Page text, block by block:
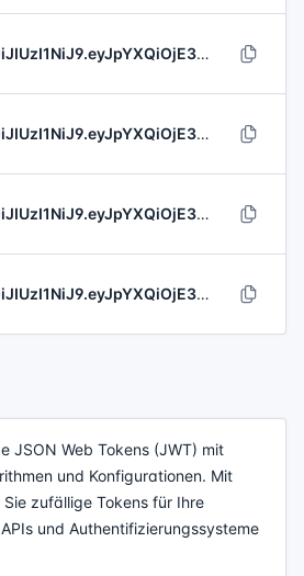
eyJhbGciOiJIUzI1NiJ9.eyJpYXQiOjE3ODYxMjg5MTMsImV4cCI6MTc4NjEzMjc0NCwibmJmIjoxNzYzMTI4MTc4LCJpc3MiOiJaYm9uY2FrLCBNYXllciBhbmQgSmFza29sc2tpIiwic3ViIjoiNmU0ZGNjYzEtNzI5Ny00ZjQ4LWIwZDgtNDQ1NzViOTg5ZmYxIiwiYXVkIjoiNTRhMzQ5MzEtZjBiYS00N2RlLWEzN2YtNDlkZGQwNjU3NGExIiwianRpIjoiZjdiMmJjMDgtYjcyMS00ZmI5LTkxYWEtZGJjZDdjYjdiNTJkIn0.w7RJLv9cQD74Wc0ALg2heoCo2phvth9M2N20B2UImvHZKiWBQRqRg4RcdcXSTkOH
eyJhbGciOiJIUzI1NiJ9.eyJpYXQiOjE3ODYxNDQzOTYsImV4cCI6MTc4NjE4NzIxMywibmJmIjoxNzk4NzIyMTY3LCJpc3MiOiJIYWxleSBhbmQgU29ucyIsInN1YiI6IjlhMjRjNGJiLWI2NTUtNDRkNS1hNjY1LTg5ODllMjhmZWFhMyIsImF1ZCI6Ijc5OTE4ODM4LTIzNjAtNGE5My04OTA0LTk3NTdjNzZlZmEyNyIsImp0aSI6IjBiNDRhY2E5LWJlNmYtNDFlNC05ZTc5LWY3ZjZmZmNkY2MwOCJ9.GLEM6CMx6BWnq1pbPXMkU97mR3McFFnmFnseomY6zggegezyD3XHqix0Qbtc65FW
eyJhbGciOiJIUzI1NiJ9.eyJpYXQiOjE3ODYxNjE4NzMsImV4cCI6MTc4NjE2NDg1MiwibmJmIjoxODAyNTY0MTUxLCJpc3MiOiJXZWJlciAtIFdpbGtpbnNvbiIsInN1YiI6IjM1ZDZkYmQ3LWE1MDctNDc1Zi1iYzZkLTdjYTU4ZjBmNDM4NCIsImF1ZCI6IjM3YmE4NDczLTVlOWItNGNlMy1iNDMwLTAzYWY3YmM2MGQyMCIsImp0aSI6IjI4NjkyOTM2LWMwZTAtNDdkMy1hYTg2LWQ0NmYzNWRlN2VkMyJ9.ZVgwUAInCqkSrOBT2LbSwJVQVwXvp65D0fhcDyvXPx3uapemCljIVb4CNOgEVEEM
eyJhbGciOiJIUzI1NiJ9.eyJpYXQiOjE3ODYxODI2NzEsImV4cCI6MTc4NjI1ODE2MywibmJmIjoxNzg1Mjc5MjkwLCJpc3MiOiJMaXR0bGUgLSBLZWVibGVyIiwic3ViIjoiNmNkNDkwNzItMGVmMS00MTBjLTliZjUtMWM4M2NmZmFhOGUxIiwiYXVkIjoiZGZkYWE2YTctNjlkOS00ZTFjLTgyMWMtZWFhYjRiMDQ4MzI5IiwianRpIjoiYzVkMTdmNmYtYTExMC00ZTZlLTk4MDMtOGQwNjU4ODIxMTZmIn0.rNu42PvGPH4CcoYTESYj2IsslfPnRGurg7ZqZGS6gkMMdW1wNukxUSj4WkBzNtes
JSON Web Tokens (JWT) mit
und Konfigurationen. Mit
zufällige Tokens für Ihre
und Authentifizierungssysteme